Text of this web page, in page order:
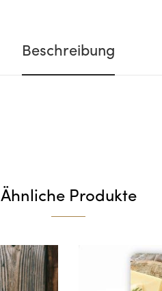
Beschreibung
Ähnliche Produkte